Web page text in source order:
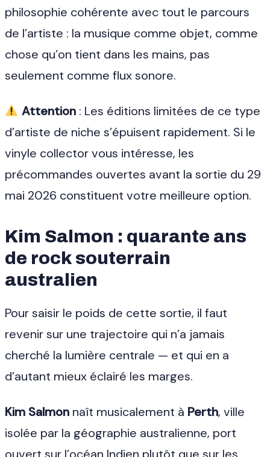
philosophie cohérente avec tout le parcours
de l’artiste : la musique comme objet, comme
chose qu’on tient dans les mains, pas
seulement comme flux sonore.
Attention: Les éditions limitées de ce type
d’artiste de niche s’épuisent rapidement. Si le
vinyle collector vous intéresse, les
précommandes ouvertes avant la sortie du 29
mai 2026 constituent votre meilleure option.
Kim Salmon : quarante ans
de rock souterrain
australien
Pour saisir le poids de cette sortie, il faut
revenir sur une trajectoire qui n’a jamais
cherché la lumière centrale — et qui en a
d’autant mieux éclairé les marges.
Kim Salmon naît musicalement à Perth, ville
isolée par la géographie australienne, port